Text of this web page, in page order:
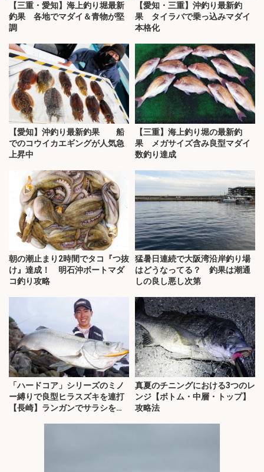
【三重・愛知】海上釣り堀最新
釣果 各地でマダイ＆青物が堅
調
【愛知・三重】沖釣り最新釣
果 タイラバで乗っ込みマダイ
本格化
【愛知】沖釣り最新釣果 船
でのコウイカエギングが人気急
上昇中
【三重】海上釣り堀の最新釣
果 メガサイズ含み良型マダイ
数釣り達成
朝の潮止まり2時間でタコ『つ抜
け』達成！ 明石沖ボートマダ
コ釣り攻略
猛暑日連続で大阪湾沿岸釣り場
はどうなってる？ 釣果は潮通
しの良し悪し次第
「ハードコア」シリーズのミノ
ー縛りで良型ヒラスズキを連打
【長崎】ランガンでサラシを攻
真夏のチニングにおける3つのレ
ンジ【ボトム・中層・トップ】
攻略法